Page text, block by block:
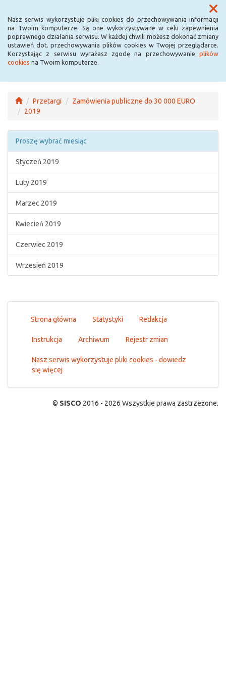
Nasz serwis wykorzystuje pliki cookies do przechowywania informacji
na Twoim komputerze. Są one wykorzystywane w celu zapewnienia
poprawnego działania serwisu. W każdej chwili możesz dokonać zmiany
ustawień dot. przechowywania plików cookies w Twojej przeglądarce.
Korzystając z serwisu wyrażasz zgodę na przechowywanie plików
cookies na Twoim komputerze.
Menu
Przetargi
Zamówienia publiczne do 30 000 EURO
2019
Proszę wybrać miesiąc
Styczeń 2019
Luty 2019
Marzec 2019
Kwiecień 2019
Czerwiec 2019
Wrzesień 2019
Strona główna Statystyki Redakcja
Instrukcja Archiwum Rejestr zmian
Nasz serwis wykorzystuje pliki cookies - dowiedz
się więcej
© SISCO 2016 - 2026 Wszystkie prawa zastrzeżone.